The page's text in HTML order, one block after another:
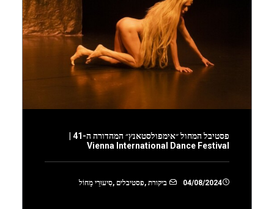
Vienna International Dance Festival
04/08/2024 ביקורת ,פסטיבלים ,סִיעוּרֵי מָחוֹל